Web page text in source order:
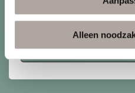
Alleen
47. P.P.